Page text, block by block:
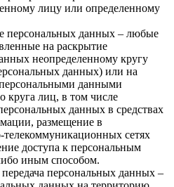
лицу или определенному
персональных данных – любые
на раскрытие
неопределенному кругу
данных) или на
данными
круга лиц, в том числе
данных в средствах
размещение в
сетях
доступа к персональным
иным способом.
персональных данных –